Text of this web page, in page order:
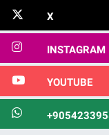
X
INSTAGRAM
YOUTUBE